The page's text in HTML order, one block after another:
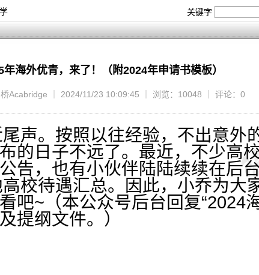
关键字
年海外优青，来了！（附2024年申请书模板）
Acabridge ｜ 2024/11/23 10:09:45 ｜ 浏览：10048 ｜ 评论：0
声。按照以往经验，不出意外
的日子不远了。最近，不少高
告，也有小伙伴陆陆续续在后
校待遇汇总。因此，小乔为大
吧~（本公众号后台回复“2024
提纲文件。）